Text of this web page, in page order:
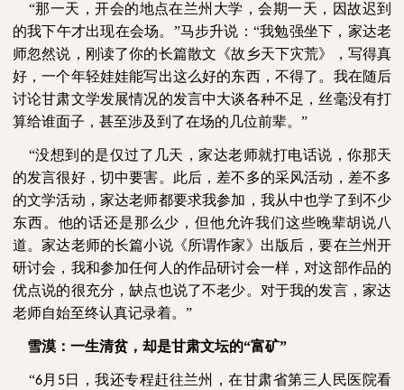
“那一天，开会的地点在兰州大学，会期一天，因故迟到
的我下午才出现在会场。”马步升说：“我勉强坐下，家达老
师忽然说，刚读了你的长篇散文《故乡天下灾荒》，写得真
好，一个年轻娃娃能写出这么好的东西，不得了。我在随后
讨论甘肃文学发展情况的发言中大谈各种不足，丝毫没有打
算给谁面子，甚至涉及到了在场的几位前辈。”
“没想到的是仅过了几天，家达老师就打电话说，你那天
的发言很好，切中要害。此后，差不多的采风活动，差不多
的文学活动，家达老师都要求我参加，我从中也学了到不少
东西。他的话还是那么少，但他允许我们这些晚辈胡说八
道。家达老师的长篇小说《所谓作家》出版后，要在兰州开
研讨会，我和参加任何人的作品研讨会一样，对这部作品的
优点说的很充分，缺点也说了不老少。对于我的发言，家达
老师自始至终认真记录着。”
雪漠：一生清贫，却是甘肃文坛的“富矿”
“6月 5日，我还专程赶往兰州，在甘肃省第三人民医院看